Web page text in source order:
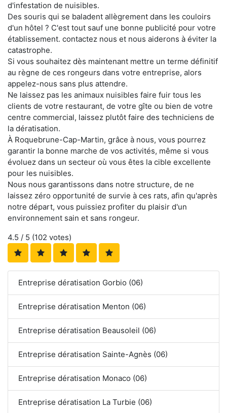
d'infestation de nuisibles.
Des souris qui se baladent allègrement dans les couloirs
d'un hôtel ? C'est tout sauf une bonne publicité pour votre
établissement. contactez nous et nous aiderons à éviter la
catastrophe.
Si vous souhaitez dès maintenant mettre un terme définitif
au règne de ces rongeurs dans votre entreprise, alors
appelez-nous sans plus attendre.
Ne laissez pas les animaux nuisibles faire fuir tous les
clients de votre restaurant, de votre gîte ou bien de votre
centre commercial, laissez plutôt faire des techniciens de
la dératisation.
À Roquebrune-Cap-Martin, grâce à nous, vous pourrez
garantir la bonne marche de vos activités, même si vous
évoluez dans un secteur où vous êtes la cible excellente
pour les nuisibles.
Nous nous garantissons dans notre structure, de ne
laissez zéro opportunité de survie à ces rats, afin qu'après
notre départ, vous puissiez profiter du plaisir d'un
environnement sain et sans rongeur.
4.5 / 5 (102 votes)
Entreprise dératisation Gorbio (06)
Entreprise dératisation Menton (06)
Entreprise dératisation Beausoleil (06)
Entreprise dératisation Sainte-Agnès (06)
Entreprise dératisation Monaco (06)
Entreprise dératisation La Turbie (06)